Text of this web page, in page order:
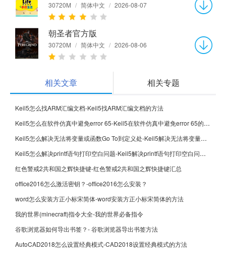
30720M / 简体中文 / 2026-08-07
朝圣者官方版
30720M / 简体中文 / 2026-08-06
相关文章 相关专题
Keil5怎么找ARM汇编文档-Keil5找ARM汇编文档的方法
Keil5怎么在软件仿真中避免error 65-Keil5在软件仿真中避免error 65的方法
Keil5怎么解决无法将变量或函数Go To到定义处-Keil5解决无法将变量或函数Go To到定义处的方法
Keil5怎么解决printf语句打印空白问题-Keil5解决printf语句打印空白问题的方法
红色警戒2共和国之辉快捷键-红色警戒2共和国之辉快捷键汇总
office2016怎么激活密钥？-office2016怎么安装？
word怎么安装方正小标宋简体-word安装方正小标宋简体的方法
我的世界(minecraft)指令大全-我的世界必备指令
谷歌浏览器如何导出书签？- 谷歌浏览器导出书签方法
AutoCAD2018怎么设置经典模式-CAD2018设置经典模式的方法